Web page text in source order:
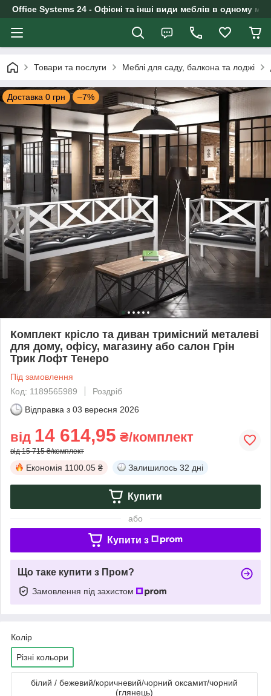
Office Systems 24 - Офісні та інші види меблів в одному
Товари та послуги Меблі для саду, балкона та лоджі
Доставка 0 грн –7%
Комплект крісло та диван тримісний металеві
для дому, офісу, магазину або салон Грін
Трик Лофт Тенеро
Під замовлення
Код: 1189565989
Роздріб
Відправка з 03 вересня 2026
від 14 614,95 ₴/комплект
від 15 715 ₴/комплект
Економія 1100.05 ₴ Залишилось 32 дні
Купити
або
Купити з
Що таке купити з Пром?
Замовлення під захистом
Колір
Різні кольори
білий / бежевий/коричневий/чорний оксамит/чорний
(глянець)